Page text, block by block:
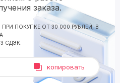
заказа.
ПОКУПКЕ ОТ 30 000 РУБЛЕЙ, В
СДЭК.
копировать